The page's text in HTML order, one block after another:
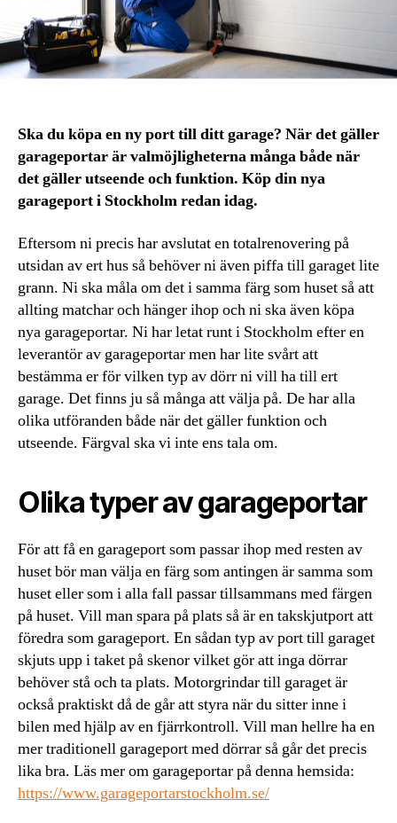
Ska du köpa en ny port till ditt garage? När det gäller
garageportar är valmöjligheterna många både när
det gäller utseende och funktion. Köp din nya
garageport i Stockholm redan idag.
Eftersom ni precis har avslutat en totalrenovering på
utsidan av ert hus så behöver ni även piffa till garaget lite
grann. Ni ska måla om det i samma färg som huset så att
allting matchar och hänger ihop och ni ska även köpa
nya garageportar. Ni har letat runt i Stockholm efter en
leverantör av garageportar men har lite svårt att
bestämma er för vilken typ av dörr ni vill ha till ert
garage. Det finns ju så många att välja på. De har alla
olika utföranden både när det gäller funktion och
utseende. Färgval ska vi inte ens tala om.
Olika typer av garageportar
För att få en garageport som passar ihop med resten av
huset bör man välja en färg som antingen är samma som
huset eller som i alla fall passar tillsammans med färgen
på huset. Vill man spara på plats så är en takskjutport att
föredra som garageport. En sådan typ av port till garaget
skjuts upp i taket på skenor vilket gör att inga dörrar
behöver stå och ta plats. Motorgrindar till garaget är
också praktiskt då de går att styra när du sitter inne i
bilen med hjälp av en fjärrkontroll. Vill man hellre ha en
mer traditionell garageport med dörrar så går det precis
lika bra. Läs mer om garageportar på denna hemsida:
https://www.garageportarstockholm.se/